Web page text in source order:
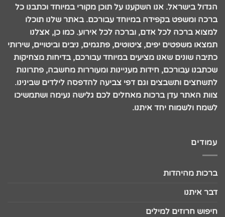
הגדול בישראל. אנו השקענו על תוכן מקורי במיוחד וכתבנו כל
ברכה ומשפט בקפידה במיוחד עבורכם. באתר שלנו תוכלו
למצוא ברכה לכל אדם, וברכה לכל אירוע. כמו כן, אצלנו
תמצאו משפטים יפים, ציטוטים, פתגמים, ניבים וביטויים, שירותי
כתיבה שונים שאנו מציעים במיוחד עבורכם, בדיחות מצחיקות
שכתבנו עבורכם, חידות מעניינות ומעוררות מחשבה, פתרונות
לתשחצים ותשבצים וגם דפי צביעה להדפסה לילדים שבינינו.
צוות האתר עדן ברכות מאחלים לכם גלישה נעימה ושתמשיכו
לשמח ולשמוח יחד איתנו.
עמודים
ברכות מהיהדות
דבר איתנו
חיפוש חרוזים למילים